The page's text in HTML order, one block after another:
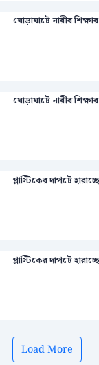
ঘোড়াঘাটে নারীর
ঘোড়াঘাটে নারীর
প্লাস্টিকের দাপটে
প্লাস্টিকের দাপটে
Load More